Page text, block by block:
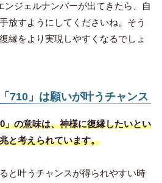
ンジェルナンバーが出てきたら、自
放すようにしてくださいね。そう
縁をより実現しやすくなるでしょ
710」は願いが叶うチャンス
」の意味は、神様に復縁したいとい
と考えられています。
と叶うチャンスが得られやすい時